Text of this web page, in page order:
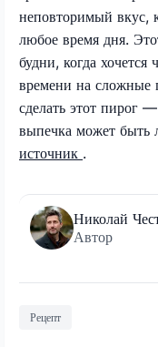
неповторимый вкус,
любое время дня.
будни, когда
времени на сложные
сделать этот пирог
выпечка может быть
источник .
Николай
Автор
Рецепт